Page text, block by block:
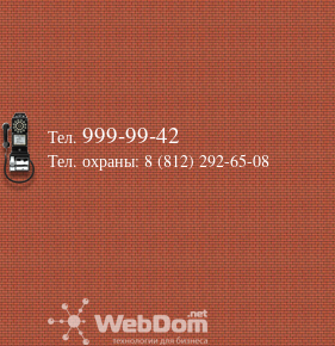
Тел.999-99-42
Тел. охраны: 8 (812) 292-65-08